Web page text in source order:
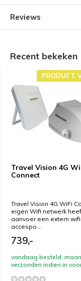
Reviews
Recent bekeken
Travel Vision 4G
Connect
PRODUCT
Travel Vision 4G WiFi
eigen Wifi netwerk
aanvoer een extern
accespo...
739,-
vandaag besteld,
verzonden indien in